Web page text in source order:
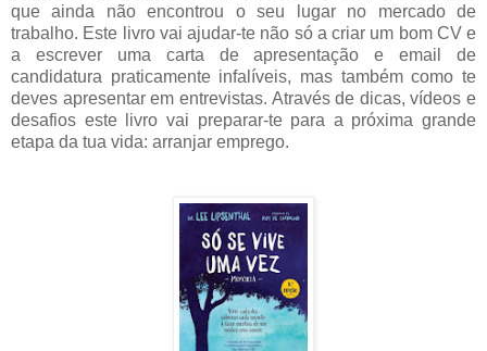
que ainda não encontrou o seu lugar no mercado de
trabalho. Este livro vai ajudar-te não só a criar um bom CV e
a escrever uma carta de apresentação e email de
candidatura praticamente infalíveis, mas também como te
deves apresentar em entrevistas. Através de dicas, vídeos e
desafios este livro vai preparar-te para a próxima grande
etapa da tua vida: arranjar emprego.